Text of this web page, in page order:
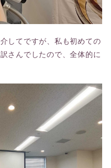
してですが、私も初めての
さんでしたので、全体的に